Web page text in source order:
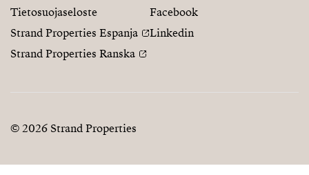
Tietosuojaseloste
Strand Properties Espanja
Strand Properties Ranska
Facebook
Linkedin
© 2026 Strand Properties